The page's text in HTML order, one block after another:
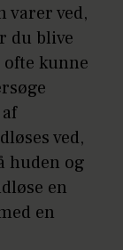
varer ved,
du blive
kunne
ved,
huden og
en
en